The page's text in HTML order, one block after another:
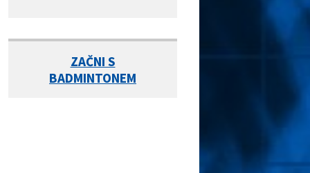
ZAČNI S
BADMINTONEM